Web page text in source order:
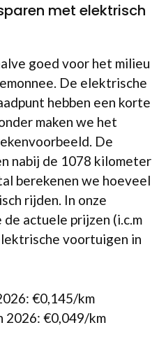
met elektrisch
goed voor het milieu
De elektrische
hebben een korte
maken we het
De
nabij de 1078 kilometer
berekenen we hoeveel
rijden. In onze
actuele prijzen (i.c.m
voortuigen in
€0,145/km
2026: €0,049/km